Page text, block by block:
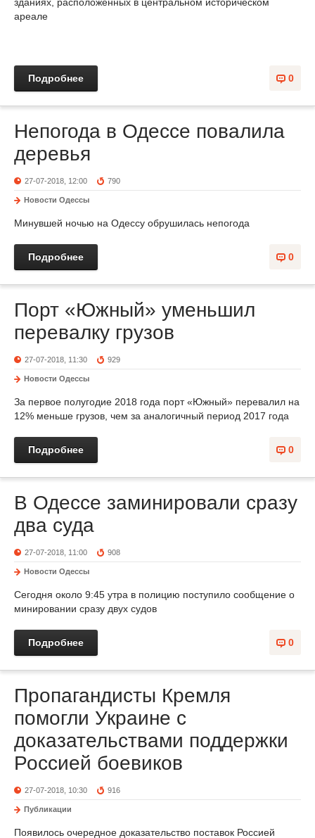
ареале
0
Подробнее
Непогода в Одессе повалила
деревья
27-07-2018, 12:00 790
Новости Одессы
Минувшей ночью на Одессу обрушилась непогода
0
Подробнее
Порт «Южный» уменьшил
перевалку грузов
27-07-2018, 11:30 929
Новости Одессы
За первое полугодие 2018 года порт «Южный» перевалил на
12% меньше грузов, чем за аналогичный период 2017 года
0
Подробнее
В Одессе заминировали сразу
два суда
27-07-2018, 11:00 908
Новости Одессы
Сегодня около 9:45 утра в полицию поступило сообщение о
минировании сразу двух судов
0
Подробнее
Пропагандисты Кремля
помогли Украине с
доказательствами поддержки
Россией боевиков
27-07-2018, 10:30 916
Публикации
Появилось очередное доказательство поставок Россией